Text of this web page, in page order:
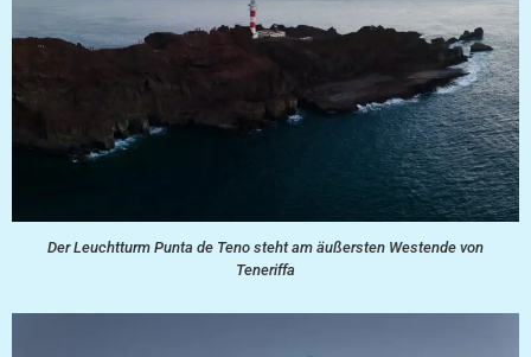
Der Leuchtturm Punta de Teno steht am äußersten Westende von
Teneriffa